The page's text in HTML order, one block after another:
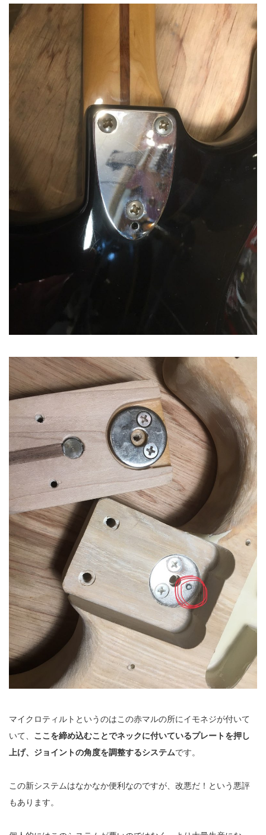
マイクロティルトというのはこの赤マルの所にイモネジが付いて
いて、 ここを締め込むことでネックに付いているプレートを押し
上げ、ジョイントの角度を調整するシステムです。
この新システムはなかなか便利なのですが、改悪だ！という悪評
もあります。